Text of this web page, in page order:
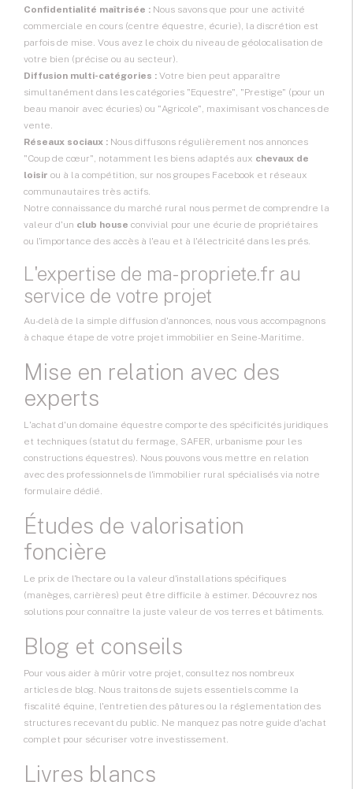
Confidentialité maîtrisée : Nous savons que pour une activité
commerciale en cours (centre équestre, écurie), la discrétion est
parfois de mise. Vous avez le choix du niveau de géolocalisation de
votre bien (précise ou au secteur).
Diffusion multi-catégories : Votre bien peut apparaître
simultanément dans les catégories "Equestre", "Prestige" (pour un
beau manoir avec écuries) ou "Agricole", maximisant vos chances de
vente.
Réseaux sociaux : Nous diffusons régulièrement nos annonces
"Coup de cœur", notamment les biens adaptés aux chevaux de
loisir ou à la compétition, sur nos groupes Facebook et réseaux
communautaires très actifs.
Notre connaissance du marché rural nous permet de comprendre la
valeur d'un club house convivial pour une écurie de propriétaires
ou l'importance des accès à l'eau et à l'électricité dans les prés.
L'expertise de ma-propriete.fr au
service de votre projet
Au-delà de la simple diffusion d'annonces, nous vous accompagnons
à chaque étape de votre projet immobilier en Seine-Maritime.
Mise en relation avec des
experts
L'achat d'un domaine équestre comporte des spécificités juridiques
et techniques (statut du fermage, SAFER, urbanisme pour les
constructions équestres). Nous pouvons vous mettre en relation
avec des professionnels de l'immobilier rural spécialisés via notre
formulaire dédié.
Études de valorisation
foncière
Le prix de l'hectare ou la valeur d'installations spécifiques
(manèges, carrières) peut être difficile à estimer. Découvrez nos
solutions pour connaître la juste valeur de vos terres et bâtiments.
Blog et conseils
Pour vous aider à mûrir votre projet, consultez nos nombreux
articles de blog. Nous traitons de sujets essentiels comme la
fiscalité équine, l'entretien des pâtures ou la réglementation des
structures recevant du public. Ne manquez pas notre guide d'achat
complet pour sécuriser votre investissement.
Livres blancs